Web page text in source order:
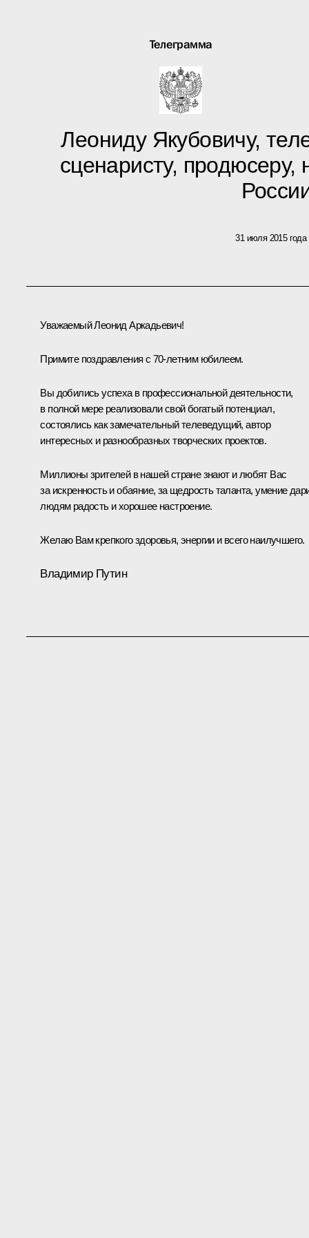
Телеграмма
Леониду Якубовичу,
сценаристу, продюсеру,
31 июля 2015 года
Уважаемый Леонид Аркадьевич!
Примите поздравления с 70-летним юбилеем.
Вы добились успеха в профессиональной деятельности,
в полной мере реализовали свой богатый потенциал,
состоялись как замечательный телеведущий, автор
интересных и разнообразных творческих проектов.
Миллионы зрителей в нашей стране знают и любят Вас
за искренность и обаяние, за щедрость таланта, умение
людям радость и хорошее настроение.
Желаю Вам крепкого здоровья, энергии и всего наилучшего.
Владимир Путин